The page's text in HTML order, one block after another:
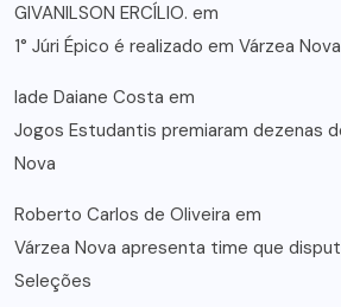
GIVANILSON ERCÍLIO. em
1° Júri Épico é realizado em Várzea
lade Daiane Costa em
Jogos Estudantis premiaram dezenas
Nova
Roberto Carlos de Oliveira em
Várzea Nova apresenta time que
Seleções